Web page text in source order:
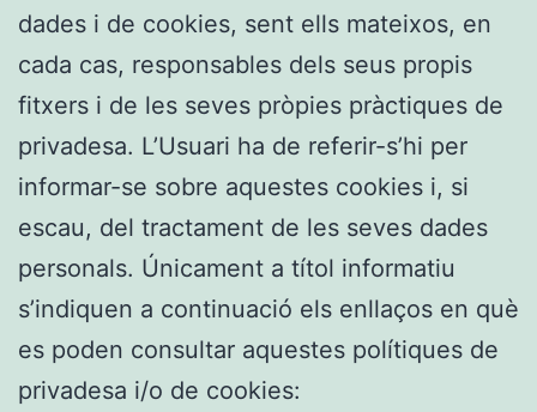
dades i de cookies, sent ells mateixos, en
cada cas, responsables dels seus propis
fitxers i de les seves pròpies pràctiques de
privadesa. L’Usuari ha de referir-s’hi per
informar-se sobre aquestes cookies i, si
escau, del tractament de les seves dades
personals. Únicament a títol informatiu
s’indiquen a continuació els enllaços en què
es poden consultar aquestes polítiques de
privadesa i/o de cookies: